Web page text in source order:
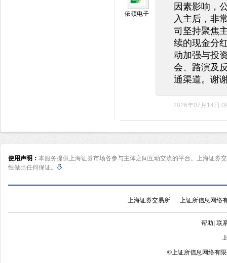
依顿电子
因素影响，
入主后，非
司坚持聚焦
续的现金分
动加强与投
会、路演及
通渠道。谢
2026年07月14日
使用声明： 本服务提供上海证券市场各参与主体之间互动交流的平台。上海证券
性做出任何保证。
上海证券交易所 上证所信息网络
帮助 联
©上证所信息网络有